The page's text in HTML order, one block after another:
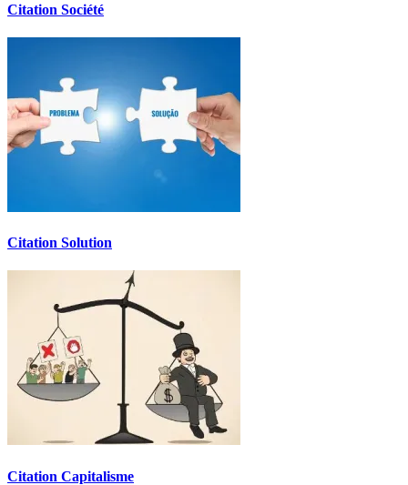
Citation Société
Citation Solution
Citation Capitalisme